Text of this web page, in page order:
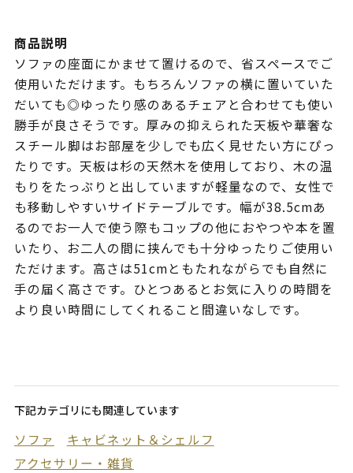
商品説明
ソファの座面にかませて置けるので、省スペースでご
使用いただけます。もちろんソファの横に置いていた
だいても◎ゆったり感のあるチェアと合わせても使い
勝手が良さそうです。厚みの抑えられた天板や華奢な
スチール脚はお部屋を少しでも広く見せたい方にぴっ
たりです。天板は杉の天然木を使用しており、木の温
もりをたっぷりと出していますが軽量なので、女性で
も移動しやすいサイドテーブルです。幅が38.5cmあ
るのでお一人で使う際もコップの他におやつや本を置
いたり、お二人の間に挟んでも十分ゆったりご使用い
ただけます。高さは51cmともたれながらでも自然に
手の届く高さです。ひとつあるとお気に入りの時間を
より良い時間にしてくれること間違いなしです。
下記カテゴリにも関連しています
ソファ
キャビネット＆シェルフ
アクセサリー・雑貨